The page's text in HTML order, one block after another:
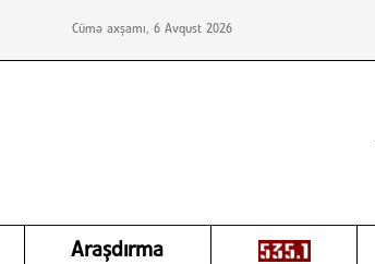
Cümə axşamı, 6 Avqust 2026
Araşdırma